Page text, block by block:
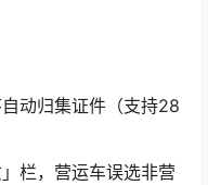
动归集证件（支持28
栏，营运车误选非营